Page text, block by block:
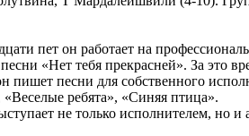
пет он работает на
«Нет тебя прекрасней». За это
песни для собственного
ребята», «Синяя птица».
не только исполнителем, но и